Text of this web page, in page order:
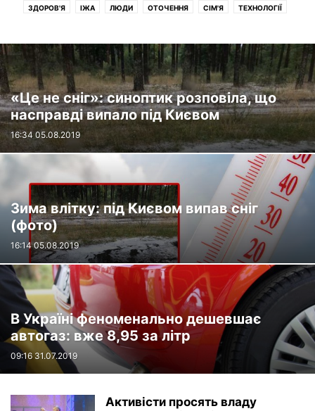
ЗДОРОВ'Я ІЖА ЛЮДИ ОТОЧЕННЯ СІМ'Я ТЕХНОЛОГІЇ
«Це не сніг»: синоптик розповіла, що
насправді випало під Києвом
16:34 05.08.2019
Зима влітку: під Києвом випав сніг
(фото)
16:14 05.08.2019
В Україні феноменально дешевшає
автогаз: вже 8,95 за літр
09:16 31.07.2019
Активісти просять владу